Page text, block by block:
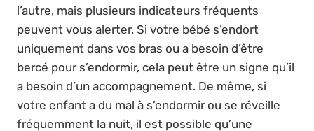
l’autre, mais plusieurs indicateurs fréquents
peuvent vous alerter. Si votre bébé s’endort
uniquement dans vos bras ou a besoin d’être
bercé pour s’endormir, cela peut être un signe qu’il
a besoin d’un accompagnement. De même, si
votre enfant a du mal à s’endormir ou se réveille
fréquemment la nuit, il est possible qu’une